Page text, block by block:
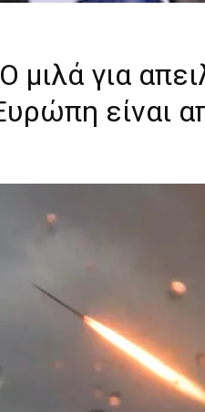
μιλά για
είναι